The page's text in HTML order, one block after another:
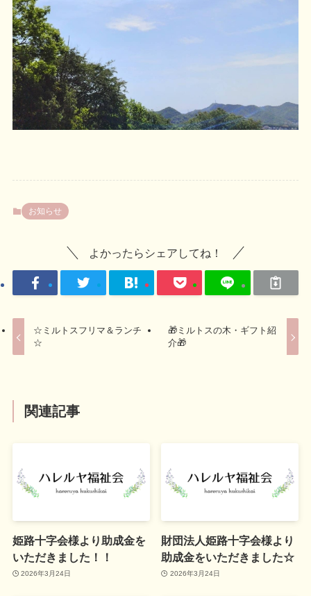
お知らせ
よかったらシェアしてね！
☆ミルトスフリマ＆ランチ
☆
🎁ミルトスの木・ギフト紹
介🎁
関連記事
姫路十字会様より助成金を
いただきました！！
2026年3月24日
財団法人姫路十字会様より
助成金をいただきました☆
2026年3月24日